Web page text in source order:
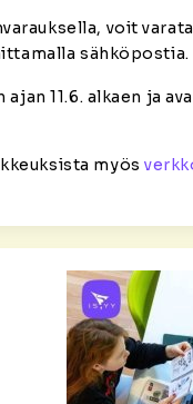
voit
sähköpostia.
11.6. alkaen ja
myös